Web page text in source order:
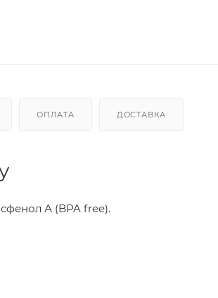
ОПЛАТА ДОСТАВКА
А (BPA free).